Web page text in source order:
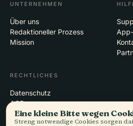
UNTERNEHMEN
Über uns
Redaktioneller Prozess
Mission
RECHTLICHES
Datenschutz
AGB
Cookie-Einstellungen
Konto löschen
Eine kleine Bitte wegen
Streng notwendige Cookies sorgen